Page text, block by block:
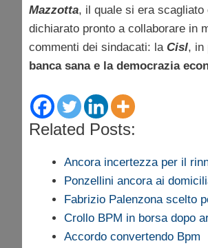
Mazzotta, il quale si era scagliato
dichiarato pronto a collaborare in
commenti dei sindacati: la Cisl, in
banca sana e la democrazia
Related Posts:
Ancora incertezza per il
Ponzellini ancora ai
Fabrizio Palenzona scelto
Crollo BPM in borsa dopo
Accordo convertendo Bpm